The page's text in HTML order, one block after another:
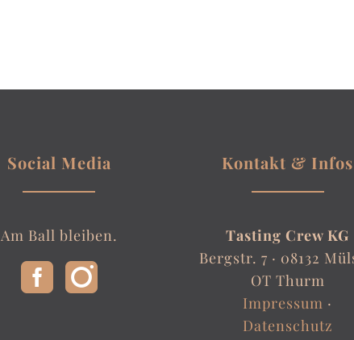
Social Media
Am Ball bleiben.
Kontakt & Infos
Tasting Crew KG
Bergstr. 7 · 08132
OT Thurm
Impressum ·
Datenschutz